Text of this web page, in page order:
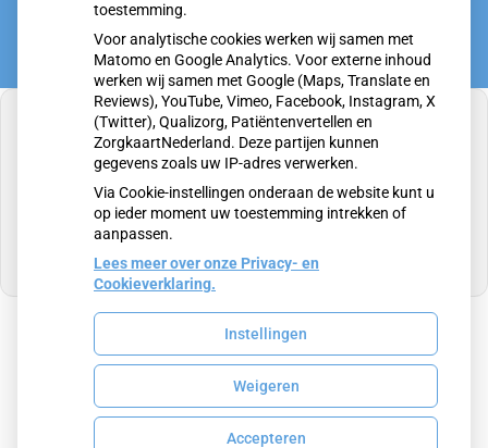
U heeft geen toestemming gegeven voor
externe inhoud die nodig is om dit te zien.
Cookie-instellingen wijzigen
Uw Zorg Online
Cookie-instellingen
toestemming.
Voor analytische cookies werken wij samen met
Matomo en Google Analytics. Voor externe inhoud
werken wij samen met Google (Maps, Translate en
Reviews), YouTube, Vimeo, Facebook, Instagram, X
(Twitter), Qualizorg, Patiëntenvertellen en
ZorgkaartNederland. Deze partijen kunnen
gegevens zoals uw IP-adres verwerken.
Via Cookie-instellingen onderaan de website kunt u
op ieder moment uw toestemming intrekken of
aanpassen.
Lees meer over onze Privacy- en
Cookieverklaring.
Instellingen
Weigeren
Accepteren